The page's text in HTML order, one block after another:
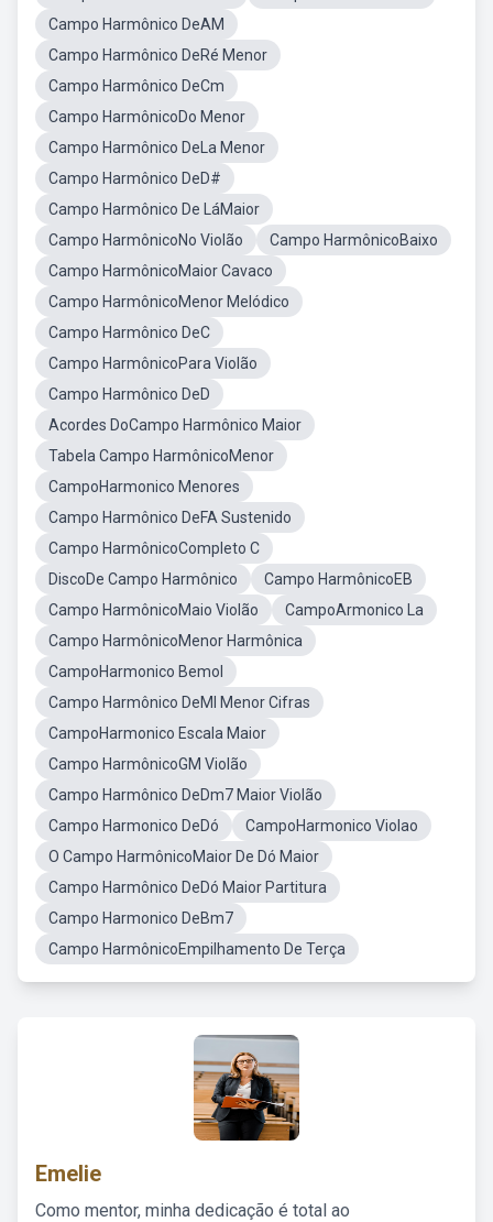
Campo Harmônico DeAM
Campo Harmônico DeRé Menor
Campo Harmônico DeCm
Campo HarmônicoDo Menor
Campo Harmônico DeLa Menor
Campo Harmônico DeD#
Campo Harmônico De LáMaior
Campo HarmônicoNo Violão
Campo HarmônicoBaixo
Campo HarmônicoMaior Cavaco
Campo HarmônicoMenor Melódico
Campo Harmônico DeC
Campo HarmônicoPara Violão
Campo Harmônico DeD
Acordes DoCampo Harmônico Maior
Tabela Campo HarmônicoMenor
CampoHarmonico Menores
Campo Harmônico DeFA Sustenido
Campo HarmônicoCompleto C
DiscoDe Campo Harmônico
Campo HarmônicoEB
Campo HarmônicoMaio Violão
CampoArmonico La
Campo HarmônicoMenor Harmônica
CampoHarmonico Bemol
Campo Harmônico DeMI Menor Cifras
CampoHarmonico Escala Maior
Campo HarmônicoGM Violão
Campo Harmônico DeDm7 Maior Violão
Campo Harmonico DeDó
CampoHarmonico Violao
O Campo HarmônicoMaior De Dó Maior
Campo Harmônico DeDó Maior Partitura
Campo Harmonico DeBm7
Campo HarmônicoEmpilhamento De Terça
Emelie
Como mentor, minha dedicação é total ao